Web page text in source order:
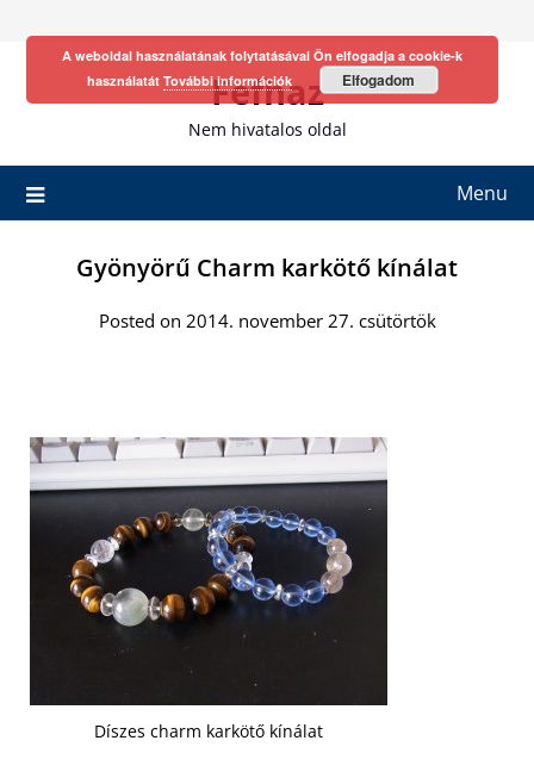
Fefhaz
Nem hivatalos oldal
Menu
Gyönyörű Charm karkötő kínálat
Posted on 2014. november 27. csütörtök
Díszes charm karkötő kínálat
A weboldal használatának folytatásával Ön elfogadja a cookie-k
használatát További információk Elfogadom